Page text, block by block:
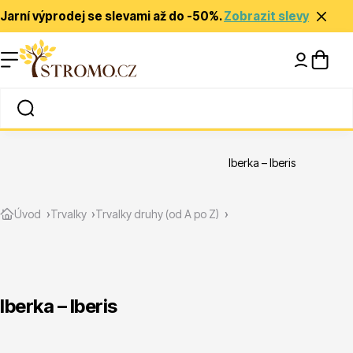
Jarní výprodej se slevami až do -50%.Zobrazit slevy
Rady a tipy
Úvod Trvalky Trvalky druhy (od A po Z)
Iberka – Iberis
Iberka – Iberis